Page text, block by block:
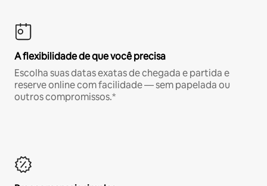
A flexibilidade de que você precisa
Escolha suas datas exatas de chegada e partida e
reserve online com facilidade — sem papelada ou
outros compromissos.*